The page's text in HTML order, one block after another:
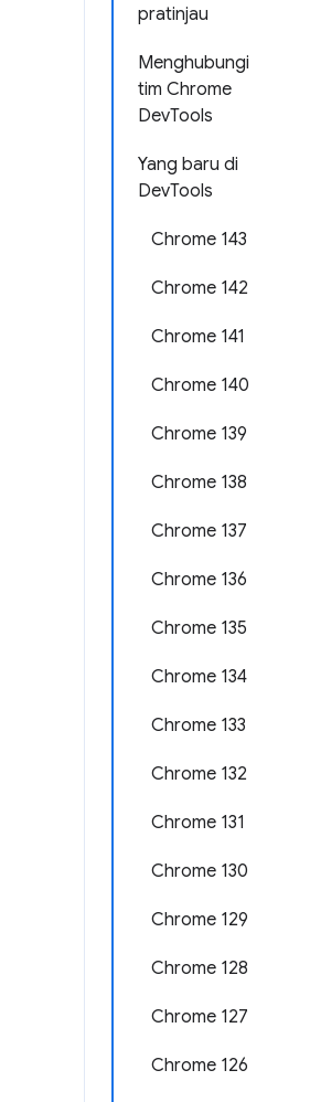
pratinjau
Menghubungi
tim Chrome
DevTools
Yang baru di
DevTools
Chrome 143
Chrome 142
Chrome 141
Chrome 140
Chrome 139
Chrome 138
Chrome 137
Chrome 136
Chrome 135
Chrome 134
Chrome 133
Chrome 132
Chrome 131
Chrome 130
Chrome 129
Chrome 128
Chrome 127
Chrome 126